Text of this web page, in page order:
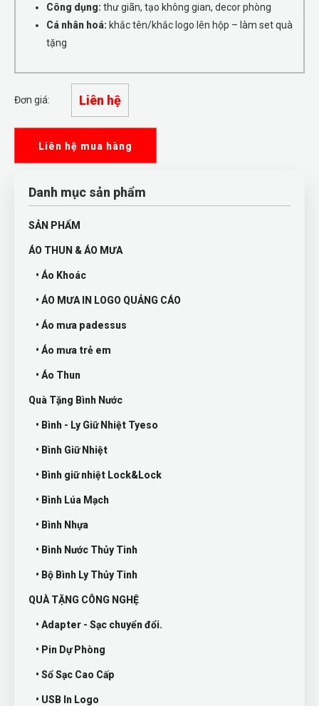
Công dụng: thư giãn, tạo không gian, decor phòng
Cá nhân hoá: khắc tên/khắc logo lên hộp – làm set quà
tặng
Đơn giá: Liên hệ
Liên hệ mua hàng
Danh mục sản phẩm
SẢN PHẨM
ÁO THUN & ÁO MƯA
• Áo Khoác
• ÁO MƯA IN LOGO QUẢNG CÁO
• Áo mưa padessus
• Áo mưa trẻ em
• Áo Thun
Quà Tặng Bình Nước
• Bình - Ly Giữ Nhiệt Tyeso
• Bình Giữ Nhiệt
• Bình giữ nhiệt Lock&Lock
• Bình Lúa Mạch
• Bình Nhựa
• Bình Nước Thủy Tinh
• Bộ Bình Ly Thủy Tinh
QUÀ TẶNG CÔNG NGHỆ
• Adapter - Sạc chuyển đổi.
• Pin Dự Phòng
• Sổ Sạc Cao Cấp
• USB In Logo